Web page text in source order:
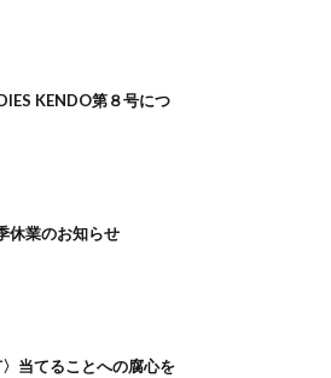
KENDO第８号につ
休業のお知らせ
〉当てることへの腐心を